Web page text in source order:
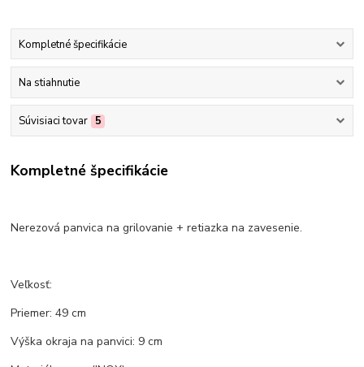
Kompletné špecifikácie
Na stiahnutie
Súvisiaci tovar 5
Kompletné špecifikácie
Nerezová panvica na grilovanie + retiazka na zavesenie.
Veľkosť:
Priemer: 49 cm
Výška okraja na panvici: 9 cm